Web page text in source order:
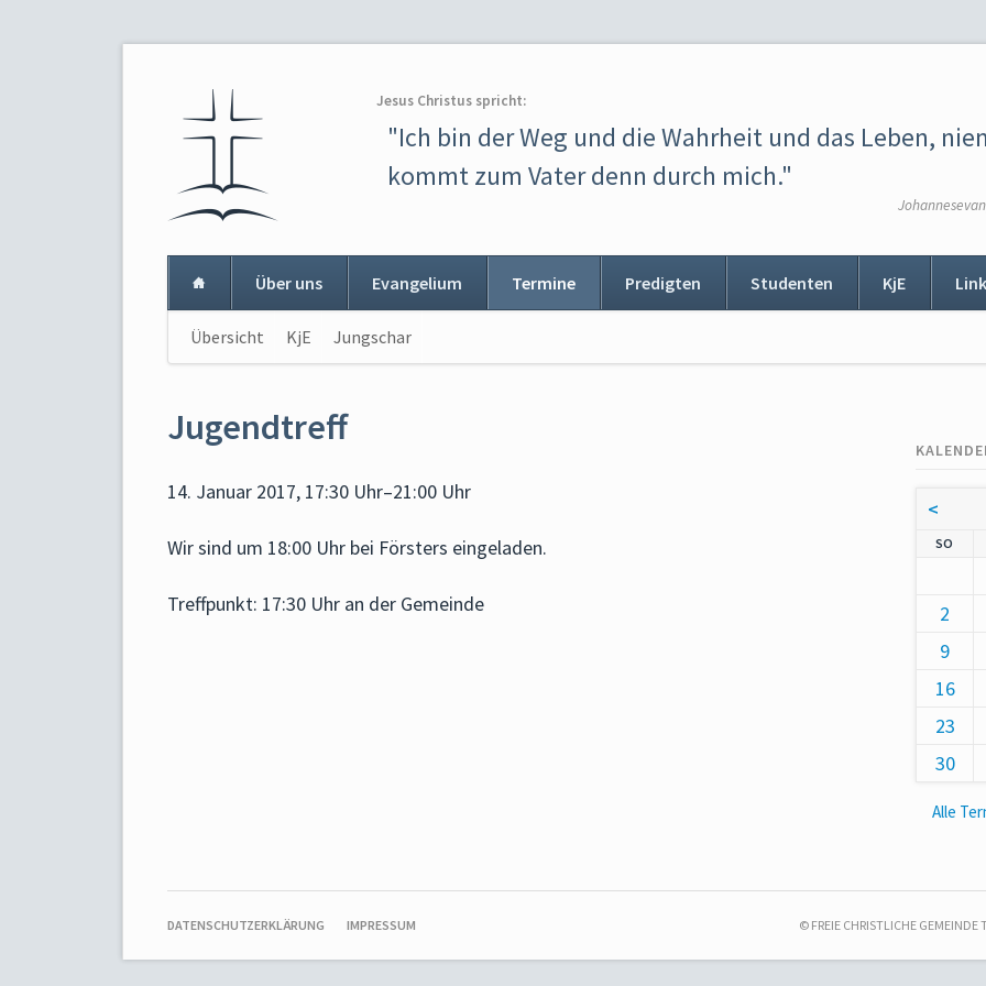
Jesus Christus spricht:
"Ich bin der Weg und die Wahrheit und das Leben,
kommt zum Vater denn durch mich."
Über uns Evangelium Termine Predigten Studenten KjE
Navigation
überspringen
Übersicht KjE Jungschar
Jugendtreff
14. Januar 2017, 17:30 Uhr–21:00 Uhr
Wir sind um 18:00 Uhr bei Försters eingeladen.
Treffpunkt: 17:30 Uhr an der Gemeinde
<
SO
2
9
16
23
30
Alle
NAVIGATION
DATENSCHUTZERKLÄRUNG IMPRESSUM © FREIE CHRISTLICHE GEMEINDE